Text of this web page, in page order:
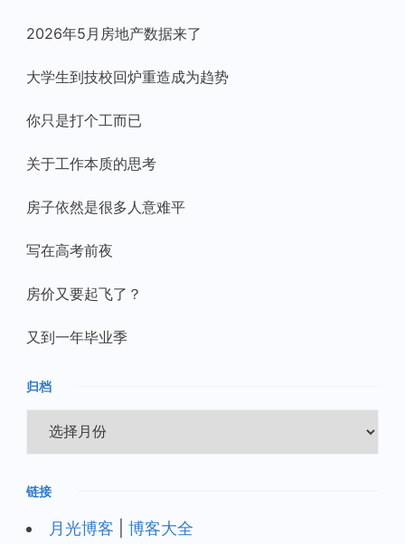
2026年5月房地产数据来了
大学生到技校回炉重造成为趋势
你只是打个工而已
关于工作本质的思考
房子依然是很多人意难平
写在高考前夜
房价又要起飞了？
又到一年毕业季
归档
档
链接
月光博客
博客大全